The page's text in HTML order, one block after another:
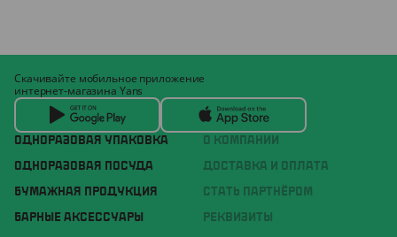
ОДНОРАЗОВАЯ УПАКОВКА
ОДНОРАЗОВАЯ ПОСУДА
БУМАЖНАЯ ПРОДУКЦИЯ
БАРНЫЕ АКСЕССУАРЫ
О КОМПАНИИ
ДОСТАВКА И ОПЛАТА
СТАТЬ ПАРТНЁРОМ
РЕКВИЗИТЫ
Скачивайте мобильное приложение
интернет-магазина Yans